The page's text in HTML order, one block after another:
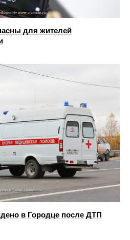
для жителей
в Городце после ДТП